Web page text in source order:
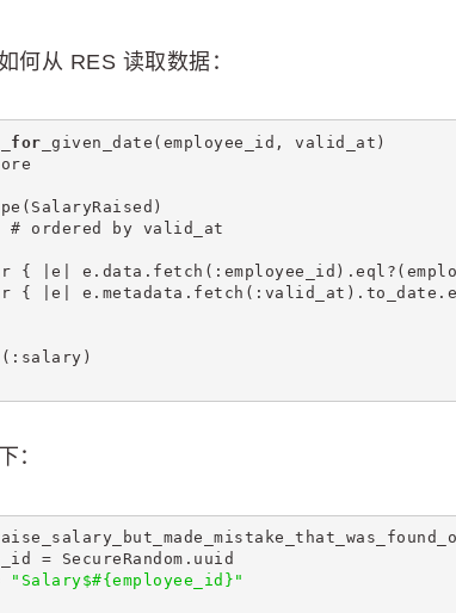
何从 RES 读取数据：
for _given_date(employee_id, valid_at)
ordered by valid_at
：
= SecureRandom.uuid
"Salary$#{employee_id}"